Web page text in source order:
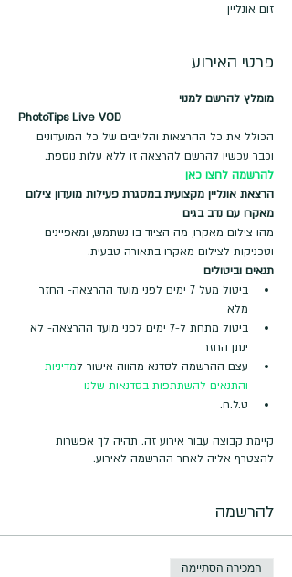
זום אונליין
פרטי האירוע
מומלץ להרשם למנוי
PhotoTips Live VOD
הכולל את כל ההרצאות והלייבים של כל המועדונים
וכבר עכשיו להרשם להרצאה זו ללא עלות נוספת.
להרשמה לחצו כאן
הרצאת אונליין מקצועית במסגרת פעילות מועדון צילום
מאקרו עם נדב בגים
מהו צילום מאקרו, מה הציוד בו נשתמש, ומאפיינים
וטכניקות לצילום מאקרו בתאורה טבעית.
תנאים וביטולים
ביטול מעל 7 ימים לפני מועד ההרצאה- החזר
מלא
ביטול מתחת ל-7 ימים לפני מועד ההרצאה- לא
ינתן החזר
עצם ההרשמה לסדנא מהווה אישור למדיניות
והתנאים להשתתפות בסדנאות שלנו
ט.ל.ח.
קיימת קבוצה עבור אירוע זה. תהיה לך אפשרות
להצטרף אליה לאחר ההרשמה לאירוע.
להרשמה
המכירה הסתיימה